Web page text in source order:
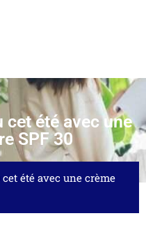
cet été avec une
SPF 30
été avec une crème